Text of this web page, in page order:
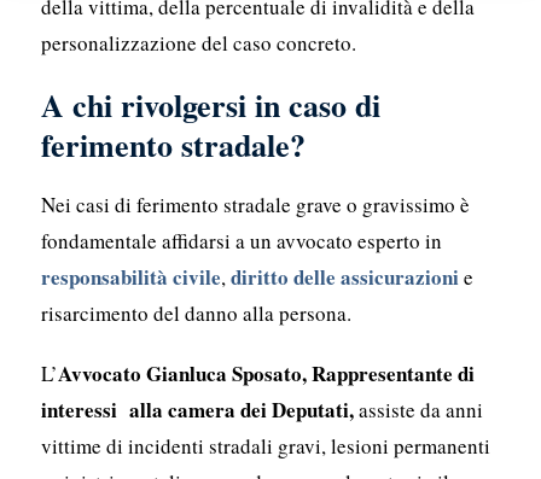
della vittima, della percentuale di invalidità e della
personalizzazione del caso concreto.
A chi rivolgersi in caso di
ferimento stradale?
Nei casi di ferimento stradale grave o gravissimo è
fondamentale affidarsi a un avvocato esperto in
responsabilità civile,diritto delle assicurazionie
risarcimento del danno alla persona.
L’Avvocato Gianluca Sposato, Rappresentante di
interessi alla camera dei Deputati,assiste da anni
vittime di incidenti stradali gravi, lesioni permanenti